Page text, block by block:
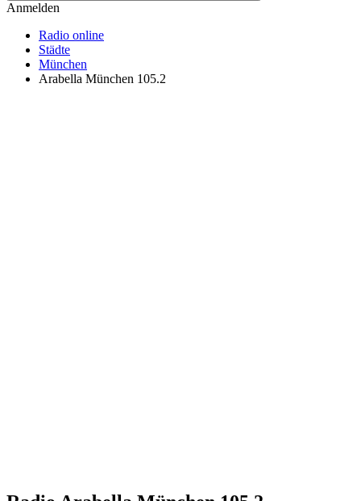
Anmelden
Radio online
Städte
München
Arabella München 105.2